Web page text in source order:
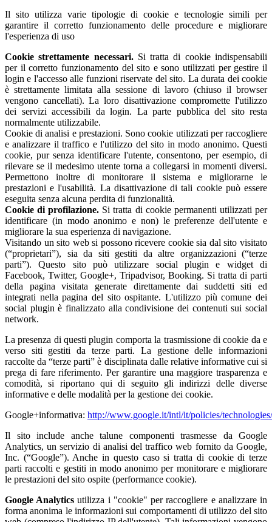
Il sito utilizza varie tipologie di cookie e tecnologie simili per
garantire il corretto funzionamento delle procedure e migliorare
l'esperienza di uso
Cookie strettamente necessari.Si tratta di cookie indispensabili
per il corretto funzionamento del sito e sono utilizzati per gestire il
login e l'accesso alle funzioni riservate del sito. La durata dei cookie
è strettamente limitata alla sessione di lavoro (chiuso il browser
vengono cancellati). La loro disattivazione compromette l'utilizzo
dei servizi accessibili da login. La parte pubblica del sito resta
normalmente utilizzabile.
Cookie di analisi e prestazioni. Sono cookie utilizzati per raccogliere
e analizzare il traffico e l'utilizzo del sito in modo anonimo. Questi
cookie, pur senza identificare l'utente, consentono, per esempio, di
rilevare se il medesimo utente torna a collegarsi in momenti diversi.
Permettono inoltre di monitorare il sistema e migliorarne le
prestazioni e l'usabilità. La disattivazione di tali cookie può essere
eseguita senza alcuna perdita di funzionalità.
Cookie di profilazione. Si tratta di cookie permanenti utilizzati per
identificare (in modo anonimo e non) le preferenze dell'utente e
migliorare la sua esperienza di navigazione.
Visitando un sito web si possono ricevere cookie sia dal sito visitato
(“proprietari”), sia da siti gestiti da altre organizzazioni (“terze
parti”). Questo sito può utilizzare social plugin e widget di
Facebook, Twitter, Google+, Tripadvisor, Booking. Si tratta di parti
della pagina visitata generate direttamente dai suddetti siti ed
integrati nella pagina del sito ospitante. L'utilizzo più comune dei
social plugin è finalizzato alla condivisione dei contenuti sui social
network.
La presenza di questi plugin comporta la trasmissione di cookie da e
verso siti gestiti da terze parti. La gestione delle informazioni
raccolte da “terze parti” è disciplinata dalle relative informative cui si
prega di fare riferimento. Per garantire una maggiore trasparenza e
comodità, si riportano qui di seguito gli indirizzi delle diverse
informative e delle modalità per la gestione dei cookie.
Google+informativa: http://www.google.it/intl/it/policies/
Il sito include anche talune componenti trasmesse da Google
Analytics, un servizio di analisi del traffico web fornito da Google,
Inc. (“Google”). Anche in questo caso si tratta di cookie di terze
parti raccolti e gestiti in modo anonimo per monitorare e migliorare
le prestazioni del sito ospite (performance cookie).
Google Analytics utilizza i "cookie" per raccogliere e analizzare in
forma anonima le informazioni sui comportamenti di utilizzo del sito